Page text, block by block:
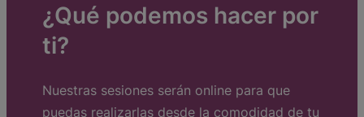
¿Qué podemos hacer por
ti?
Nuestras sesiones serán online para que
puedas realizarlas desde la comodidad de tu